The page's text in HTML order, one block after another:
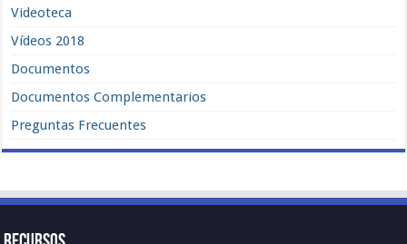
Videoteca
Vídeos 2018
Documentos
Documentos Complementarios
Preguntas Frecuentes